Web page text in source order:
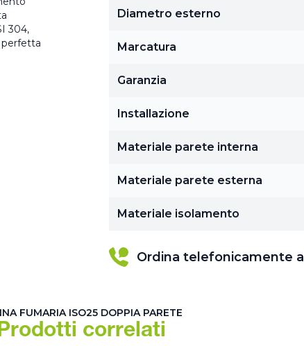
304,
perfetta
Diametro esterno
Marcatura
Garanzia
Installazione
Materiale parete interna
Materiale parete esterna
Materiale isolamento
Ordina telefonicamente al
FUMARIA ISO25 DOPPIA PARETE
correlati